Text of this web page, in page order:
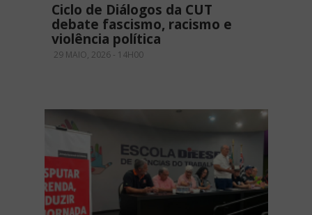
Ciclo de Diálogos da CUT
debate fascismo, racismo e
violência política
29 MAIO, 2026 - 14H00